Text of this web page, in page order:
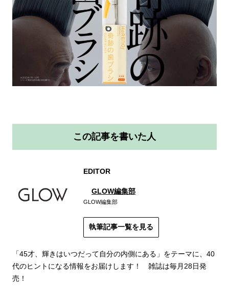
この記事を書いた人
EDITOR
GLOW編集部
GLOW編集部
執筆記事一覧を見る
「45才、輝きはいつだって自分の内側にある」をテーマに、40
代のヒントになる情報をお届けします！ 雑誌は毎月28日発
売！